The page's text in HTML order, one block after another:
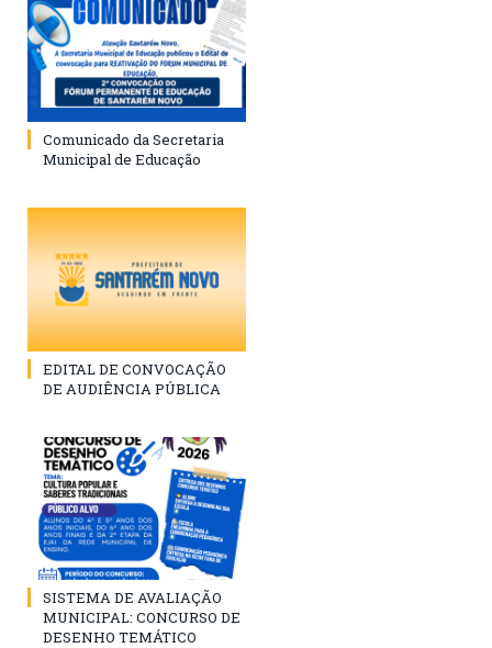
Comunicado da Secretaria
Municipal de Educação
EDITAL DE CONVOCAÇÃO
DE AUDIÊNCIA PÚBLICA
SISTEMA DE AVALIAÇÃO
MUNICIPAL: CONCURSO DE
DESENHO TEMÁTICO